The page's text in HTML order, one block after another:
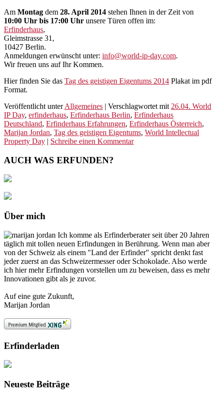
Am Montag dem 28. April 2014 stehen Ihnen in der Zeit von
10:00 Uhr bis 17:00 Uhr unsere Türen offen im:
Erfinderhaus,
Gleimstrasse 31,
10427 Berlin.
Anmeldungen erwünscht unter: info@world-ip-day.com.
Wir freuen uns auf Ihr Kommen.
Hier finden Sie das Tag des geistigen Eigentums 2014 Plakat im pdf
Format.
Veröffentlicht unter Allgemeines | Verschlagwortet mit 26.04. World
IP Day, erfinderhaus, Erfinderhaus Berlin, Erfinderhaus
Deutschland, Erfinderhaus Erfahrungen, Erfinderhaus Österreich,
Marijan Jordan, Tag des geistigen Eigentums, World Intellectual
Property Day | Schreibe einen Kommentar
AUCH WAS ERFUNDEN?
Über mich
Ich komme als Erfinderberater seit über 20 Jahren
täglich mit tollen neuen Erfindungen in Berührung. Wenn man aber
von der Schweiz als einem "Land der Erfinder" spricht denkt fast
jeder zuerst an das Schweizermesser oder Schokolade. Also werde
ich hier mehr Erfindungen vorstellen um zu beweisen, dass es mehr
Innovationen gibt als je zuvor.
Auf eine gute Zukunft,
Marijan Jordan
Erfinderladen
Neueste Beiträge